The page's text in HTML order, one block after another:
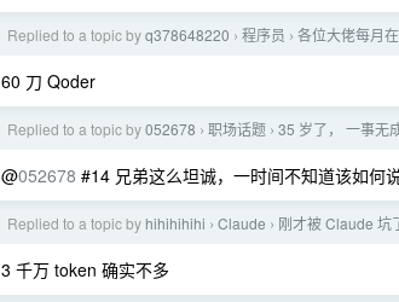
Replied to a topic byq378648220 › 程序员 › 各位大佬每月
60 刀 Qoder
Replied to a topic by052678 › 职场话题 › 35 岁了， 一事无
@052678 #14 兄弟这么坦诚，一时间不知道该如何
Replied to a topic by hihihihihi › Claude › 刚才被 Claude 坑
3 千万 token 确实不多